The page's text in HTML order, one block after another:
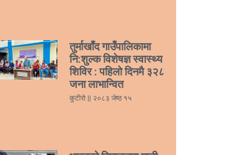
तुर्माखाँद गाउँपालिकामा
नि:शुल्क विशेषज्ञ स्वास्थ्य
शिविर : पहिलो दिनमै ३२८
जना लाभान्वित
कुटीरो २०८३ जेष्ठ १५